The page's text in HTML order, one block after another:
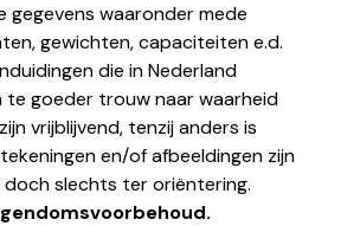
gegevens waaronder mede
gewichten, capaciteiten e.d.
die in Nederland
te goeder trouw naar waarheid
vrijblijvend, tenzij anders is
en/of afbeeldingen zijn
slechts ter oriëntering.